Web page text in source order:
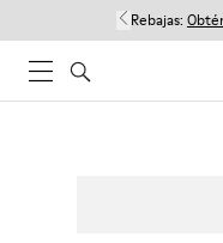
Rebajas: